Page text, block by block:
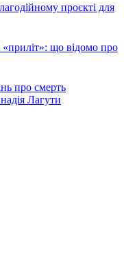
проєкті для
що відомо про
про смерть
Лагути